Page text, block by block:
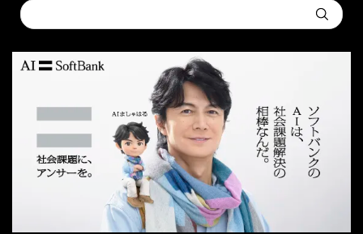
Conduct
a
Submit